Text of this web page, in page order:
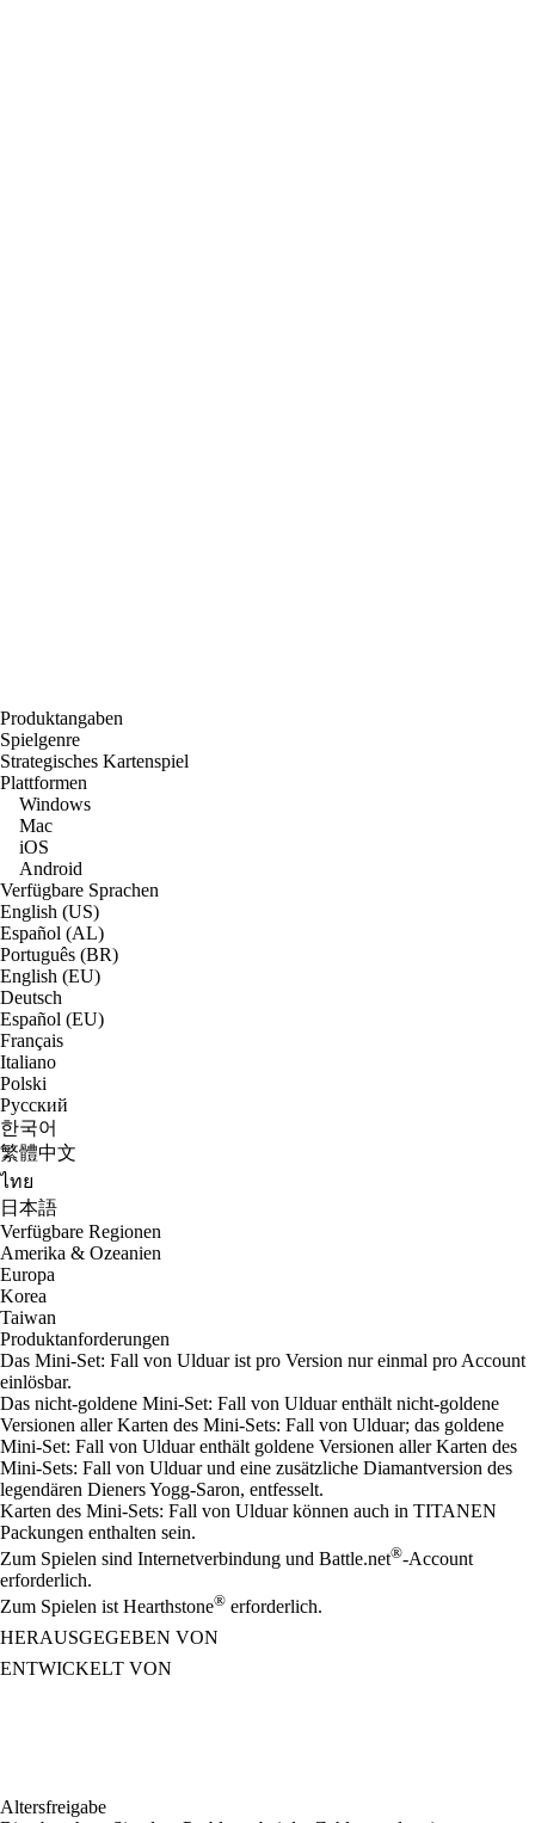
Produktangaben
Spielgenre
Strategisches Kartenspiel
Plattformen
Windows
Mac
iOS
Android
Verfügbare Sprachen
English (US)
Español (AL)
Português (BR)
English (EU)
Deutsch
Español (EU)
Français
Italiano
Polski
Русский
한국어
繁體中文
ไทย
日本語
Verfügbare Regionen
Amerika & Ozeanien
Europa
Korea
Taiwan
Produktanforderungen
Das Mini-Set: Fall von Ulduar ist pro Version nur einmal pro Account
einlösbar.
Das nicht-goldene Mini-Set: Fall von Ulduar enthält nicht-goldene
Versionen aller Karten des Mini-Sets: Fall von Ulduar; das goldene
Mini-Set: Fall von Ulduar enthält goldene Versionen aller Karten des
Mini-Sets: Fall von Ulduar und eine zusätzliche Diamantversion des
legendären Dieners Yogg-Saron, entfesselt.
Karten des Mini-Sets: Fall von Ulduar können auch in TITANEN
Packungen enthalten sein.
Zum Spielen sind Internetverbindung und Battle.net®-Account
erforderlich.
Zum Spielen ist Hearthstone® erforderlich.
HERAUSGEGEBEN VON
ENTWICKELT VON
Altersfreigabe